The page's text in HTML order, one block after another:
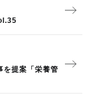
提案「栄養管